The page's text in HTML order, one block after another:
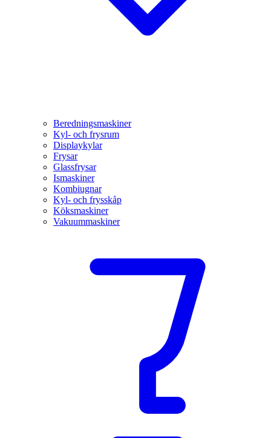
Beredningsmaskiner
Kyl- och frysrum
Displaykylar
Frysar
Glassfrysar
Ismaskiner
Kombiugnar
Kyl- och frysskåp
Köksmaskiner
Vakuummaskiner